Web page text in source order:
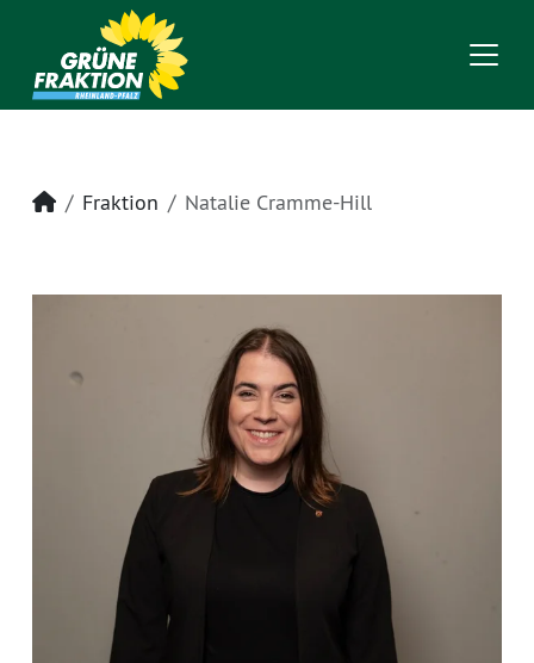
Startseite
Fraktion Natalie Cramme-Hill